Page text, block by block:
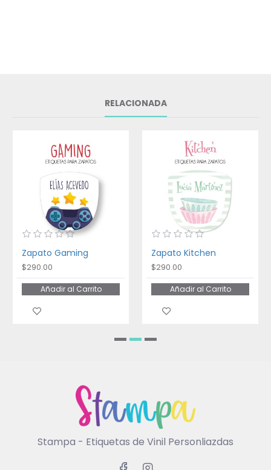
RELACIONADA
Zapato Gaming
$290.00
Añadir al Carrito
Zapato Kitchen
$290.00
Añadir al Carrito
Stampa - Etiquetas de Vinil Personliazdas